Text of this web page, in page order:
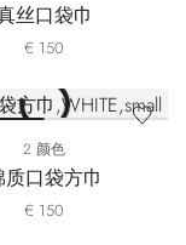
丝口袋巾
€ 150
2 颜色
质口袋方巾
€ 150